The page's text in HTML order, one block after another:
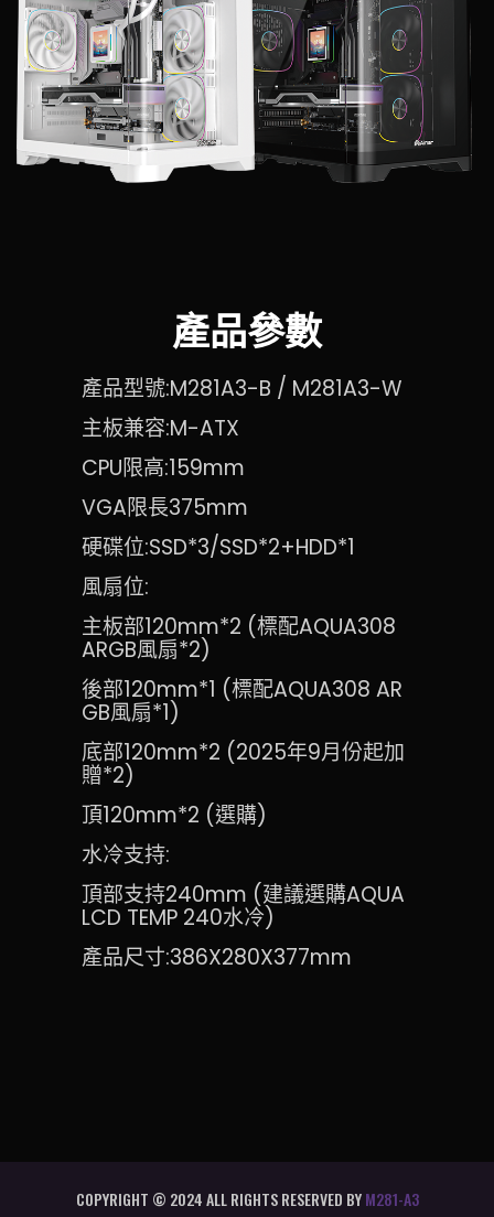
產品參數
產品型號:M281A3-B / M281A3-W
主板兼容:M-ATX
CPU限高:159mm
VGA限長375mm
硬碟位:SSD*3/SSD*2+HDD*1
風扇位:
主板部120mm*2 (標配AQUA308
ARGB風扇*2)
後部120mm*1 (標配AQUA308 AR
GB風扇*1)
底部120mm*2 (2025年9月份起加
贈*2)
頂120mm*2 (選購)
水冷支持:
頂部支持240mm (建議選購AQUA
LCD TEMP 240水冷)
產品尺寸:386X280X377mm
COPYRIGHT © 2024 ALL RIGHTS RESERVED BYM281-A3